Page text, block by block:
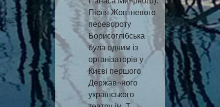
Після Жовтневого
перевороту
Борисоглібська
була одним із
організаторів у
Києві першого
Держав¬ного
українського